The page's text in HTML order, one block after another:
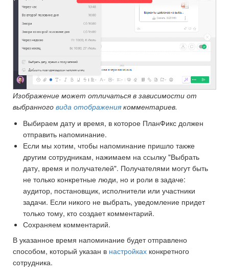
Изображение может отличаться в зависимости от
выбранного вида отображения комментариев.
Выбираем дату и время, в которое ПланФикс должен
отправить напоминание.
Если мы хотим, чтобы напоминание пришло также
другим сотрудникам, нажимаем на ссылку "Выбрать
дату, время и получателей". Получателями могут быть
не только конкретные люди, но и роли в задаче:
аудитор, постановщик, исполнители или участники
задачи. Если никого не выбрать, уведомление придет
только тому, кто создает комментарий.
Сохраняем комментарий.
В указанное время напоминание будет отправлено
способом, который указан в настройках конкретного
сотрудника.